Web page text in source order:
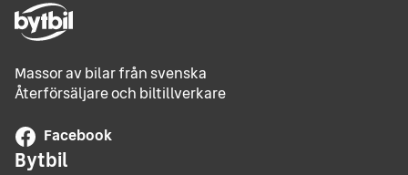
Massor av bilar från svenska
Återförsäljare och biltillverkare
Facebook
Bytbil